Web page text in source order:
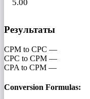
Результаты
CPM to CPC —
CPC to CPM —
CPA to CPM —
Conversion Formulas: